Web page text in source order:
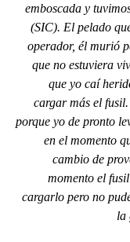
emboscada y
(SIC). El pelado
operador, él murió
que no estuviera
que yo caí
cargar más el
porque yo de pronto
en el momento
cambio de
momento el
cargarlo pero no
la